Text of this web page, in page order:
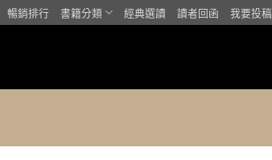
暢銷排行 書籍分類 經典選讀 讀者回函 我要投稿